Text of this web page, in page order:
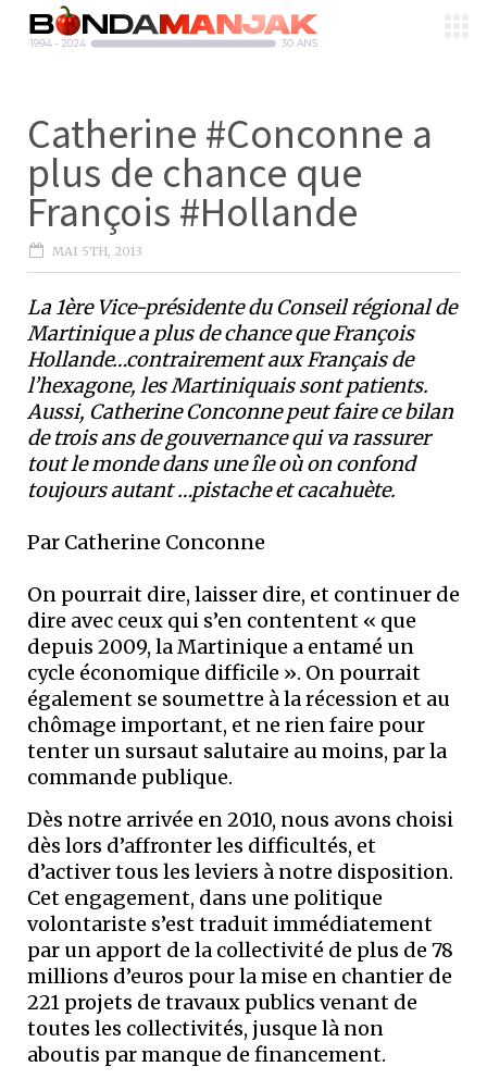
Catherine #Conconne a
plus de chance que
François #Hollande
MAI 5TH, 2013
La 1ère Vice-présidente du Conseil régional de
Martinique a plus de chance que François
Hollande…contrairement aux Français de
l’hexagone, les Martiniquais sont patients.
Aussi, Catherine Conconne peut faire ce bilan
de trois ans de gouvernance qui va rassurer
tout le monde dans une île où on confond
toujours autant …pistache et cacahuète.
Par Catherine Conconne
On pourrait dire, laisser dire, et continuer de
dire avec ceux qui s’en contentent « que
depuis 2009, la Martinique a entamé un
cycle économique difficile ». On pourrait
également se soumettre à la récession et au
chômage important, et ne rien faire pour
tenter un sursaut salutaire au moins, par la
commande publique.
Dès notre arrivée en 2010, nous avons choisi
dès lors d’affronter les difficultés, et
d’activer tous les leviers à notre disposition.
Cet engagement, dans une politique
volontariste s’est traduit immédiatement
par un apport de la collectivité de plus de 78
millions d’euros pour la mise en chantier de
221 projets de travaux publics venant de
toutes les collectivités, jusque là non
aboutis par manque de financement.